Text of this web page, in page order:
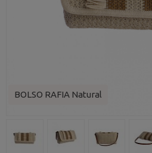
BOLSO RAFIA Natural